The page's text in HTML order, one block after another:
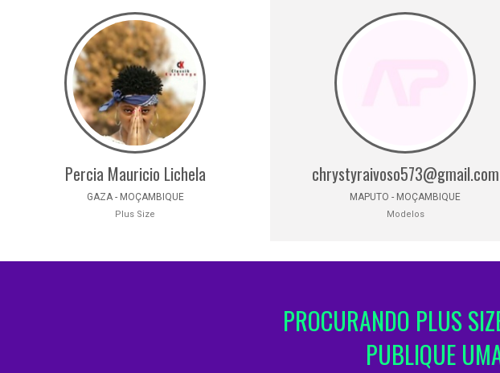
Percia Mauricio Lichela
GAZA - MOÇAMBIQUE
Plus Size
chrystyraivoso573@gmail.com
MAPUTO - MOÇAMBIQUE
Modelos
PROCURANDO PLUS
PUBLIQUE